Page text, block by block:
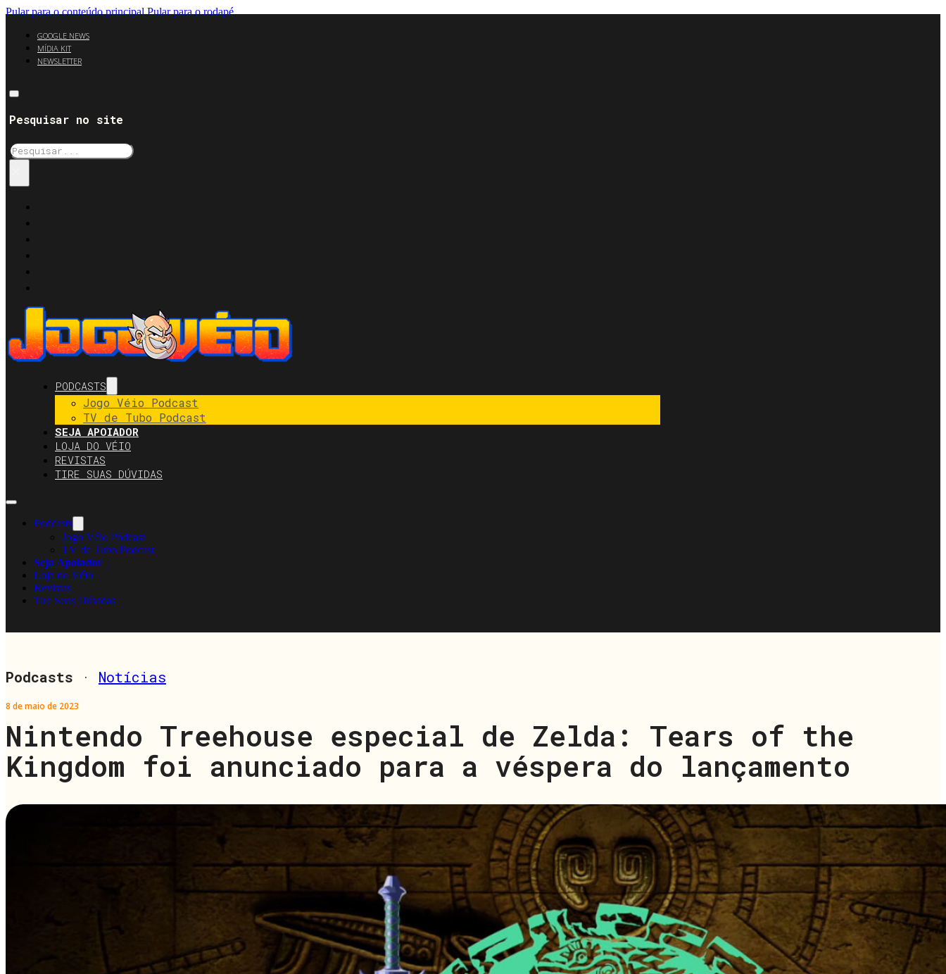
Pular para o conteúdo principal Pular para o rodapé
GOOGLE NEWS
MÍDIA KIT
NEWSLETTER
Pesquisar no site
Pesquisar
PODCASTS
Jogo Véio Podcast
TV de Tubo Podcast
SEJA APOIADOR
LOJA DO VÉIO
REVISTAS
TIRE SUAS DÚVIDAS
Podcasts
Jogo Véio Podcast
TV de Tubo Podcast
Seja Apoiador
Loja do Véio
Revistas
Tire Suas Dúvidas
Podcasts · Notícias
8 de maio de 2023
Nintendo Treehouse especial de Zelda: Tears of the
Kingdom foi anunciado para a véspera do lançamento